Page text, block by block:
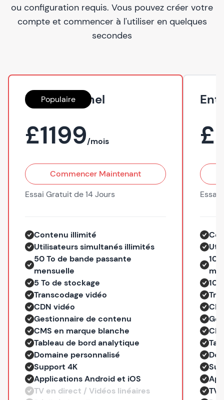
ou configuration requis. Vous pouvez créer votre
compte et commencer à l'utiliser en quelques
secondes
Populaire
Professionnel
£1199/mois
Commencer Maintenant
Essai Gratuit de 14 Jours
Contenu illimité
Utilisateurs simultanés illimités
50 To de bande passante
mensuelle
5 To de stockage
Transcodage vidéo
CDN vidéo
Gestionnaire de contenu
CMS en marque blanche
Tableau de bord analytique
Domaine personnalisé
Support 4K
Applications Android et iOS
TV en direct / Vidéos linéaires
Essai
10
TV